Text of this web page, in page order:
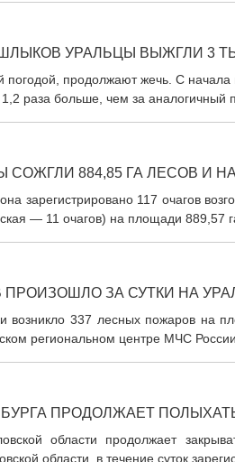
УРАЛЬЦЫ ВЫЖГЛИ 3
погодой, продолжают жечь. С
раза больше, чем за аналогичный
СОЖГЛИ 884,85 ГА ЛЕСОВ И
зарегистрировано 117 очагов
— 11 очагов) на площади 889,57
ЗА СУТКИ НА
возникло 337 лесных пожаров на
региональном центре МЧС
ПРОДОЛЖАЕТ
области продолжает
области, в течение суток